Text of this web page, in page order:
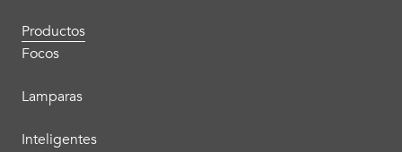
Productos
Focos
Lamparas
Inteligentes